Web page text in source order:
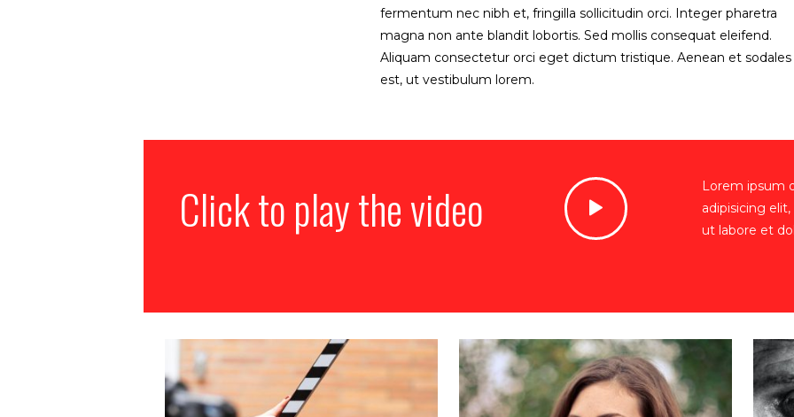
fermentum nec nibh et, fringilla sollicitudin orci. Integer pharetra
magna non ante blandit lobortis. Sed mollis consequat eleifend.
Aliquam consectetur orci eget dictum tristique. Aenean et sodales
est, ut vestibulum lorem.
Click to play the video
Lorem ipsum
adipisicing
ut labore et